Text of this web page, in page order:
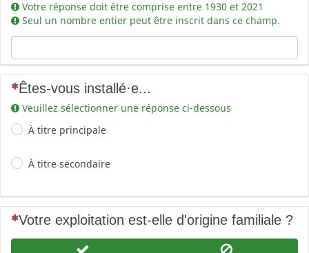
Votre réponse doit être comprise entre 1930 et 2021
Seul un nombre entier peut être inscrit dans ce champ.
(Cette question est obligatoire)
Êtes-vous installé·e...
Veuillez sélectionner une réponse ci-dessous
À titre principale
À titre secondaire
(Cette question est obligatoire)
Votre exploitation est-elle d'origine familiale ?